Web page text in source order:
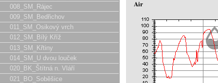
008_SM_Rájec
009_SM_Bedřichov
011_SM_Osikový vrch
012_SM_Bílý Kříž
013_SM_Křtiny
014_SM_U dvou louček
020_BK_Štítná n. Vláří
021_BO_Soběšice
Air